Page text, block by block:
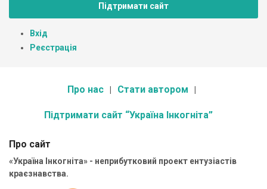
Підтримати сайт
Вхід
Реєстрація
Про нас Стати автором
Підтримати сайт “Україна Інкогніта”
Про сайт
«Україна Інкогніта» - неприбутковий проект ентузіастів
краєзнавства.